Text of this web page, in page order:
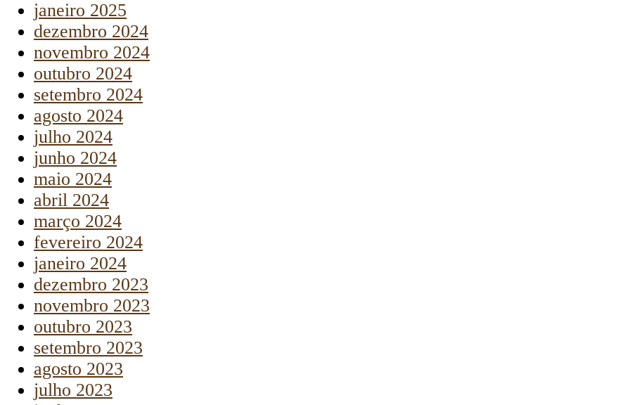
janeiro 2025
dezembro 2024
novembro 2024
outubro 2024
setembro 2024
agosto 2024
julho 2024
junho 2024
maio 2024
abril 2024
março 2024
fevereiro 2024
janeiro 2024
dezembro 2023
novembro 2023
outubro 2023
setembro 2023
agosto 2023
julho 2023